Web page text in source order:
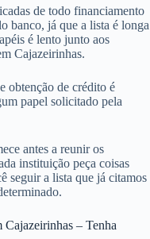
de todo financiamento
banco, já que a lista é longa
é lento junto aos
Cajazeirinhas.
obtenção de crédito é
papel solicitado pela
antes a reunir os
instituição peça coisas
seguir a lista que já citamos
– Tenha